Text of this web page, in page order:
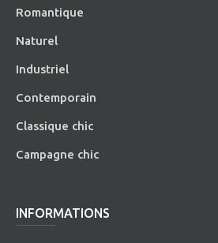
Romantique
Naturel
Industriel
Contemporain
Classique chic
Campagne chic
INFORMATIONS